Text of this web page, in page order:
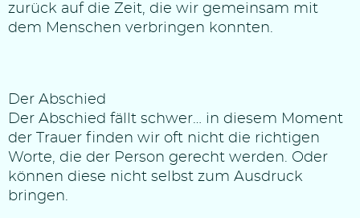
zurück auf die Zeit, die wir gemeinsam mit
dem Menschen verbringen konnten.
Der Abschied
Der Abschied fällt schwer… in diesem Moment
der Trauer finden wir oft nicht die richtigen
Worte, die der Person gerecht werden. Oder
können diese nicht selbst zum Ausdruck
bringen.